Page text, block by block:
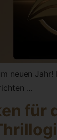
neuen Jahr!
…
für